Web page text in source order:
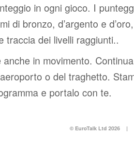
in ogni gioco. I
di bronzo, d’argento e
traccia dei livelli raggiunti..
anche in movimento.
o del traghetto.
e portalo con te.
© EuroTalk Ltd 2026 |